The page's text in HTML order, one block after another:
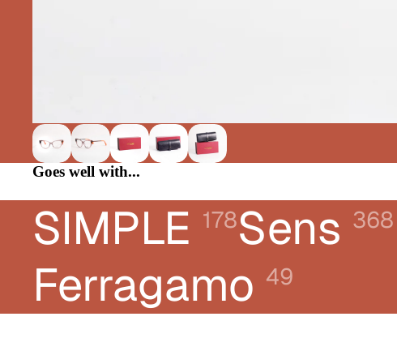
FRED
GUCCI
KARL LAGERFELD JEANS
LANVIN
LONGCHAMP
MONTBLANC
Goes well with...
SIMPLE 178Sens 368
Ferragamo 49